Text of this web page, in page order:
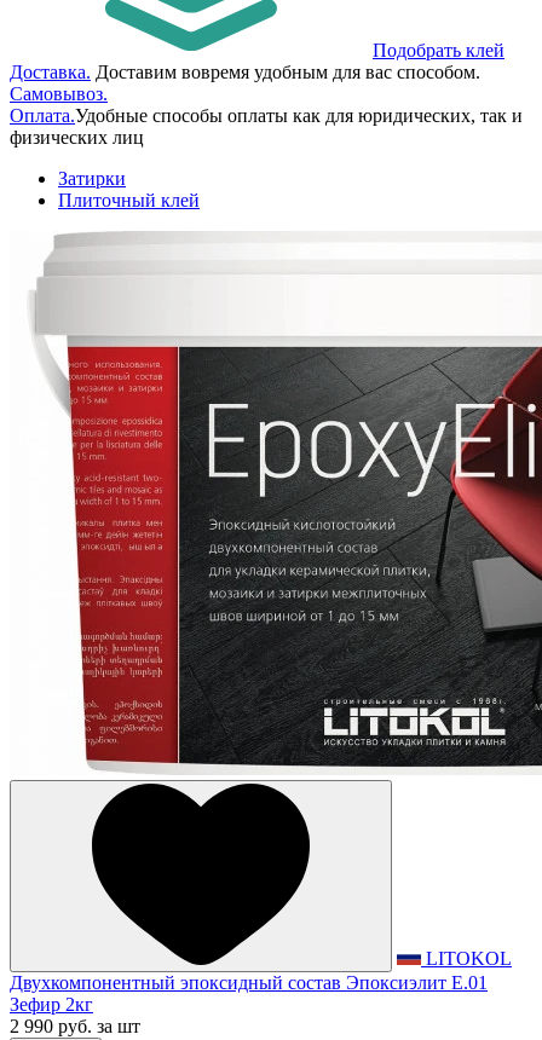
Подобрать клей
Доставка. Доставим вовремя удобным для вас способом.
Самовывоз.
Оплата.Удобные способы оплаты как для юридических, так и
физических лиц
Затирки
Плиточный клей
LITOKOL
Двухкомпонентный эпоксидный состав Эпоксиэлит E.01
Зефир 2кг
2 990 руб. за шт